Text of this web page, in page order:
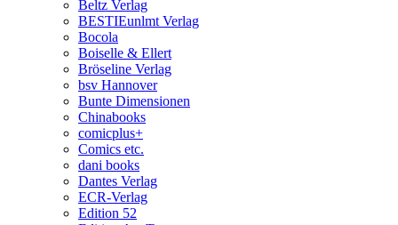
Beltz Verlag
BESTIEunlmt Verlag
Bocola
Boiselle & Ellert
Bröseline Verlag
bsv Hannover
Bunte Dimensionen
Chinabooks
comicplus+
Comics etc.
dani books
Dantes Verlag
ECR-Verlag
Edition 52